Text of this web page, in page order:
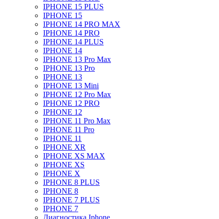
IPHONE 15 PLUS
IPHONE 15
IPHONE 14 PRO MAX
IPHONE 14 PRO
IPHONE 14 PLUS
IPHONE 14
IPHONE 13 Pro Max
IPHONE 13 Pro
IPHONE 13
IPHONE 13 Mini
IPHONE 12 Pro Max
IPHONE 12 PRO
IPHONE 12
IPHONE 11 Pro Max
IPHONE 11 Pro
IPHONE 11
IPHONE XR
IPHONE XS MAX
IPHONE XS
IPHONE X
IPHONE 8 PLUS
IPHONE 8
IPHONE 7 PLUS
IPHONE 7
Диагностика Iphone